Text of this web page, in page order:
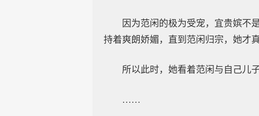
因为范闲的极为受宠，宜贵嫔不
持着爽朗娇媚，直到范闲归宗，她才
所以此时，她看着范闲与自己儿
……